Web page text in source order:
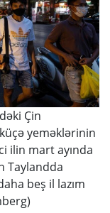
Çin
yeməklərinin
ilin mart ayında
Taylandda
beş il lazım